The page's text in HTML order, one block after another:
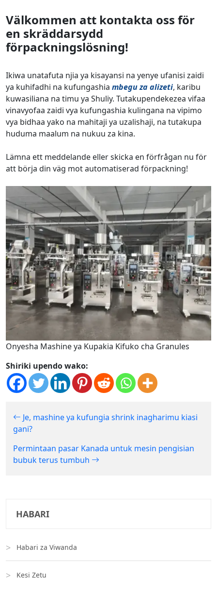
Välkommen att kontakta oss för
en skräddarsydd
förpackningslösning!
Ikiwa unatafuta njia ya kisayansi na yenye ufanisi zaidi
ya kuhifadhi na kufungashia mbegu za alizeti, karibu
kuwasiliana na timu ya Shuliy. Tutakupendekezea vifaa
vinavyofaa zaidi vya kufungashia kulingana na vipimo
vya bidhaa yako na mahitaji ya uzalishaji, na tutakupa
huduma maalum na nukuu za kina.
Lämna ett meddelande eller skicka en förfrågan nu för
att börja din väg mot automatiserad förpackning!
Onyesha Mashine ya Kupakia Kifuko cha Granules
Shiriki upendo wako:
Je, mashine ya kufungia shrink inagharimu kiasi
gani?
Permintaan pasar Kanada untuk mesin pengisian
bubuk terus tumbuh
HABARI
Habari za Viwanda
Kesi Zetu